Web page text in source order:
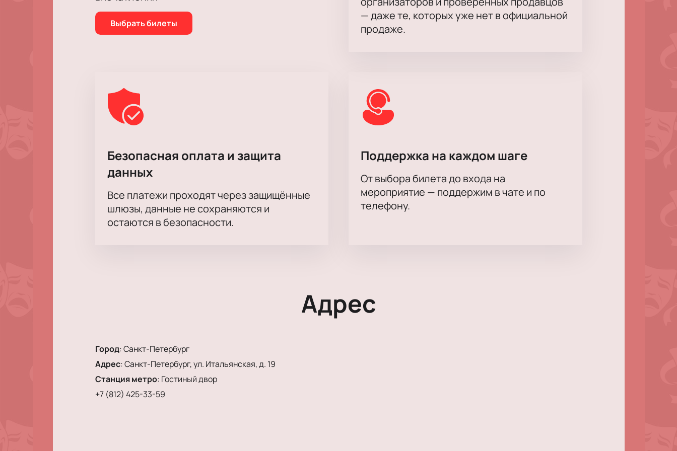
Выбрать билеты
— даже те, которых уже нет в официальной
продаже.
Безопасная оплата и защита
данных
Все платежи проходят через защищённые
шлюзы, данные не сохраняются и
остаются в безопасности.
Поддержка на каждом шаге
От выбора билета до входа на
мероприятие — поддержим в чате и по
телефону.
Адрес
Город:Санкт-Петербург
Адрес:Санкт-Петербург, ул. Итальянская, д. 19
Станция метро: Гостиный двор
+7 (812) 425-33-59